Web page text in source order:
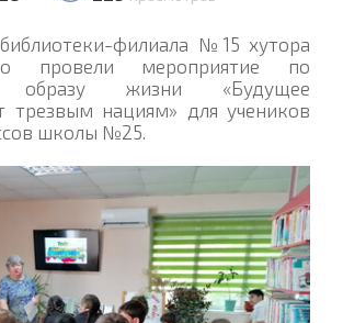
филиала №15 хутора
провели мероприятие по
образу жизни «Будущее
трезвым нациям» для учеников
школы №25.